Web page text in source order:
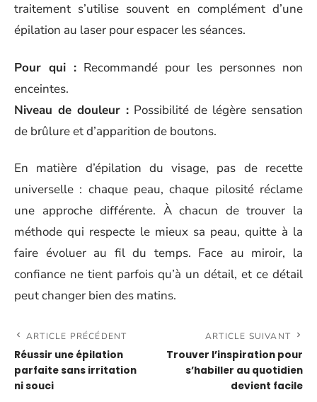
traitement s’utilise souvent en complément d’une
épilation au laser pour espacer les séances.
Pour qui : Recommandé pour les personnes non
enceintes.
Niveau de douleur : Possibilité de légère sensation
de brûlure et d’apparition de boutons.
En matière d’épilation du visage, pas de recette
universelle : chaque peau, chaque pilosité réclame
une approche différente. À chacun de trouver la
méthode qui respecte le mieux sa peau, quitte à la
faire évoluer au fil du temps. Face au miroir, la
confiance ne tient parfois qu’à un détail, et ce détail
peut changer bien des matins.
ARTICLE PRÉCÉDENT
Réussir une épilation
parfaite sans irritation
ni souci
ARTICLE SUIVANT
Trouver l’inspiration pour
s’habiller au quotidien
devient facile